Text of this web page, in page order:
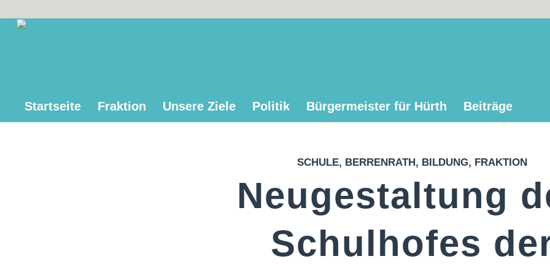
Startseite Fraktion Unsere Ziele Politik Bürgermeister für Hürth Beiträge
SCHULE, BERRENRATH, BILDUNG, FRAKTION
Neugestaltung
Schulhofes